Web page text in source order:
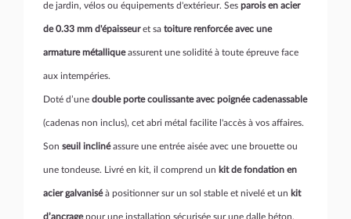
de jardin, vélos ou équipements d'extérieur. Ses parois en acier
de 0.33 mm d'épaisseuret sa toiture renforcée avec une
armature métalliqueassurent une solidité à toute épreuve face
aux intempéries.
Doté d’une double porte coulissante avec poignée cadenassable
(cadenas non inclus), cet abri métal facilite l'accès à vos affaires.
Son seuil inclinéassure une entrée aisée avec une brouette ou
une tondeuse. Livré en kit, il comprend un kit de fondation en
acier galvaniséà positionner sur un sol stable et nivelé et un kit
d’ancragepour une installation sécurisée sur une dalle béton.